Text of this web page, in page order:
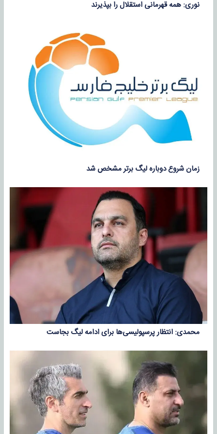
نوری: همه قهرمانی استقلال را بپذیرند
زمان شروع دوباره لیگ برتر مشخص شد
محمدی: انتظار پرسپولیسی‌ها برای ادامه لیگ بجاست